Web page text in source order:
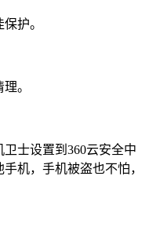
护。
。
士设置到360云安全中
机，手机被盗也不怕，